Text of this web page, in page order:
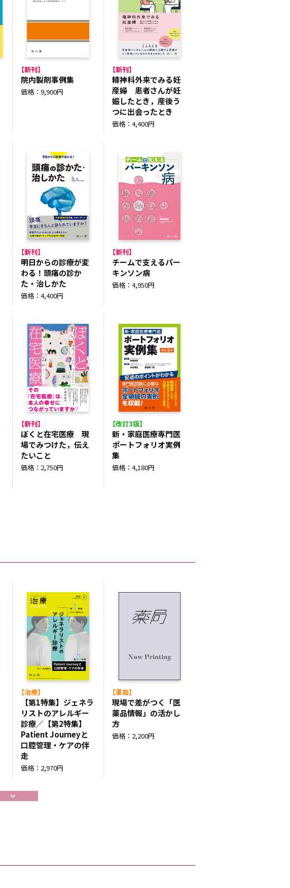
【新刊】
院内製剤事例集
価格：9,900円
【新刊】
精神科外来でみる妊
産婦 患者さんが妊
娠したとき，産後う
つに出会ったとき
価格：4,400円
【新刊】
明日からの診療が変
わる！頭痛の診か
た・治しかた
価格：4,400円
【新刊】
チームで支えるパー
キンソン病
価格：4,950円
【新刊】
ぼくと在宅医療 現
場でみつけた，伝え
たいこと
価格：2,750円
【改訂3版】
新・家庭医療専門医
ポートフォリオ実例
集
価格：4,180円
【治療】
【第1特集】ジェネラ
リストのアレルギー
診療／【第2特集】
Patient Journeyと
口腔管理・ケアの伴
走
価格：2,970円
【薬局】
現場で差がつく「医
薬品情報」の活かし
方
価格：2,200円